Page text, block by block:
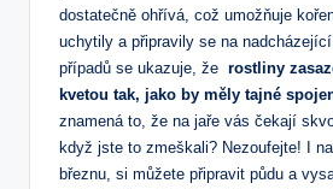
dostatečně⁤ ohřívá, což umožňuje
uchytily a připravily se ⁣na
případů⁢ se ukazuje, že ⁢ rostliny⁢
kvetou⁣ tak, jako by měly tajné
‍znamená to, že na jaře vás čekají
když jste to zmeškali? Nezoufejte! I
březnu, si můžete připravit ‍půdu a